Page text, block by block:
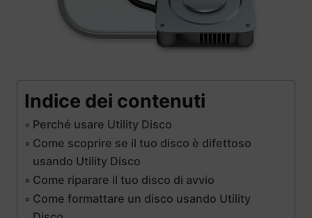
Indice dei contenuti
Perché usare Utility Disco
Come scoprire se il tuo disco è difettoso
usando Utility Disco
Come riparare il tuo disco di avvio
Come formattare un disco usando Utility